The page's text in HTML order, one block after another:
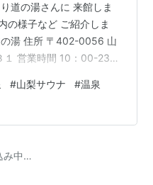
道の湯さんに 来館しま
の様子など ご紹介しま
湯 住所 〒402-0056 山
１ 営業時間 10：00-23：
市周辺をブラリと散策、
、 ニフティ温泉で北
ングで一位を獲得しまし
、 タ…
#山梨サウナ #温泉
前